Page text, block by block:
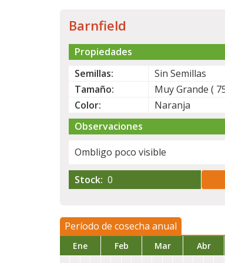
Barnfield
Propiedades
Semillas:
Sin Semillas
Tamaño:
Muy Grande (
Color:
Naranja
Observaciones
Ombligo poco visible
Stock: 0
Período de cosecha anual
Ene Feb Mar Abr